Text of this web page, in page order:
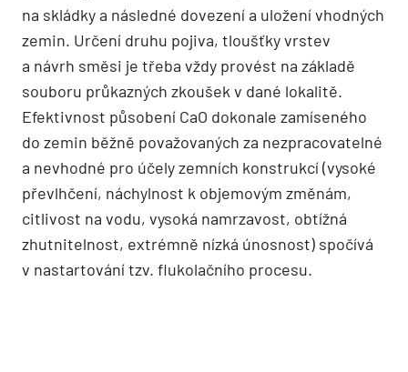
na skládky a následné dovezení a uložení vhodných
zemin. Určení druhu pojiva, tloušťky vrstev
a návrh směsi je třeba vždy provést na základě
souboru průkazných zkoušek v dané lokalitě.
Efektivnost působení CaO dokonale zamíseného
do zemin běžně považovaných za nezpracovatelné
a nevhodné pro účely zemních konstrukcí (vysoké
převlhčení, náchylnost k objemovým změnám,
citlivost na vodu, vysoká namrzavost, obtížná
zhutnitelnost, extrémně nízká únosnost) spočívá
v nastartování tzv. flukolačního procesu.